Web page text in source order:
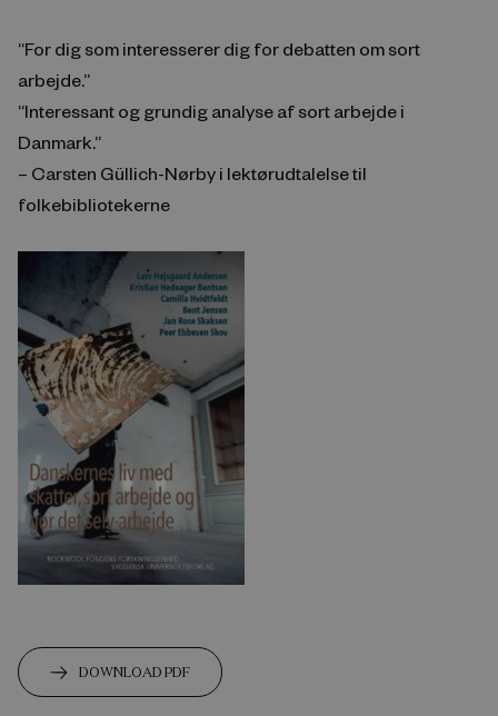
“For dig som interesserer dig for debatten om sort
arbejde.”
“Interessant og grundig analyse af sort arbejde i
Danmark.”
– Carsten Güllich-Nørby i lektørudtalelse til
folkebibliotekerne
DOWNLOAD PDF